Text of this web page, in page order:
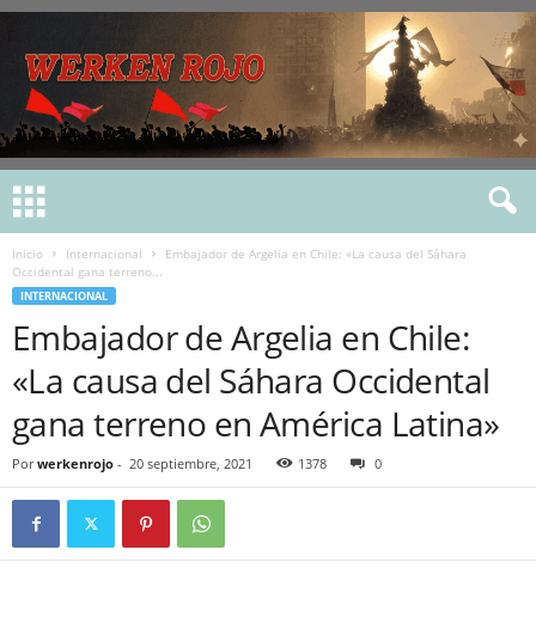
Inicio Internacional
Embajador de Argelia en Chile: «La causa del Sáhara
Occidental gana terreno...
INTERNACIONAL
Embajador de Argelia en Chile:
«La causa del Sáhara Occidental
gana terreno en América Latina»
Por werkenrojo - 20 septiembre, 2021 1378 0